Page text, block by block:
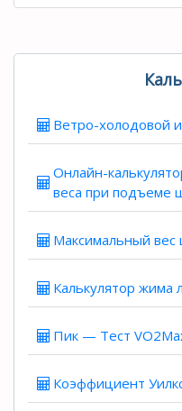
Ветро-холодовой
Онлайн-
веса при подъеме
Максимальный вес
Калькулятор жима
Пик — Тест
Коэффициент